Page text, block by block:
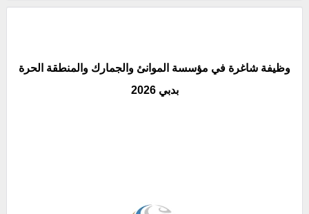
وظيفة شاغرة في مؤسسة الموانئ والجمارك والمنطقة الحرة
بدبي 2026